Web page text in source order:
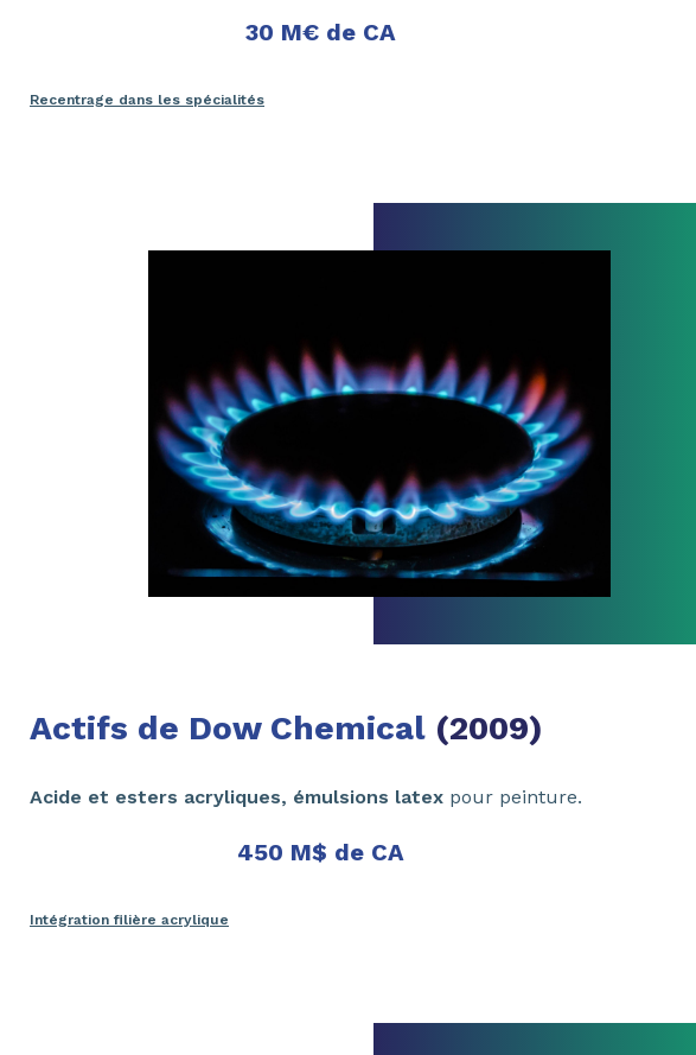
30 M€ de CA
Recentrage dans les spécialités
Actifs de Dow Chemical (2009)
Acide et esters acryliques, émulsions latex pour peinture.
450 M$ de CA
Intégration filière acrylique